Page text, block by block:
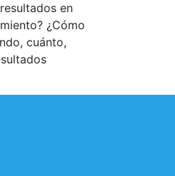
en
¿Cómo
cuánto,